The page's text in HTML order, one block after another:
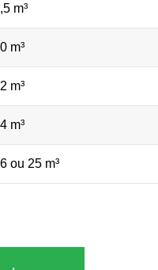
m³
m³
m³
m³
ou 25 m³